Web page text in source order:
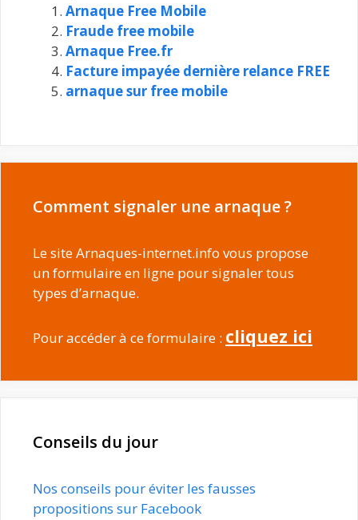
Arnaque Free Mobile
Fraude free mobile
Arnaque Free.fr
Facture impayée dernière relance FREE
arnaque sur free mobile
Comment signaler une arnaque ?
Le site Arnaques-internet.info vous propose
un formulaire en ligne pour signaler tous
types d’arnaque.
Pour accéder à ce formulaire : cliquez ici
Conseils du jour
Nos conseils pour éviter les fausses
propositions sur Facebook